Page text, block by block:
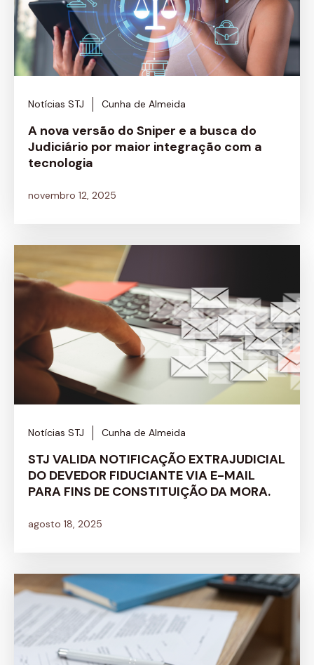
Notícias STJ Cunha de Almeida
A nova versão do Sniper e a busca do
Judiciário por maior integração com a
tecnologia
novembro 12, 2025
Notícias STJ Cunha de Almeida
STJ VALIDA NOTIFICAÇÃO EXTRAJUDICIAL
DO DEVEDOR FIDUCIANTE VIA E-MAIL
PARA FINS DE CONSTITUIÇÃO DA MORA.
agosto 18, 2025